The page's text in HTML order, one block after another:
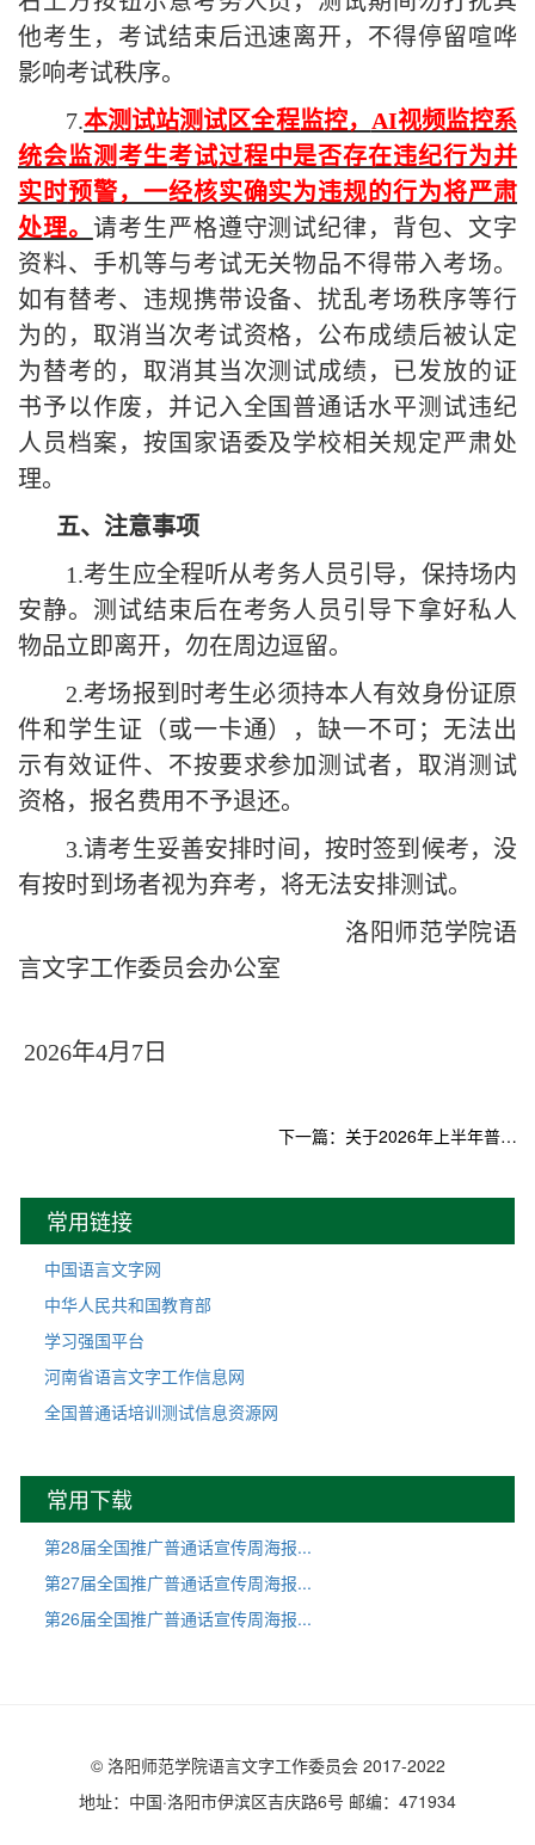
他考生 ， 考试结束后迅速离开，不得停留喧哗
影响考试秩序。
7.本测试站测试区全程监控， AI视频监控系
统会监测考生考试过程中是否存在违纪行为并
实时预警，一经核实确实为违规的行为将严肃
处理。 请考生严格遵守测试纪律， 背包、文字
资料、手机等与考试无关物品不得带入考场。
如有替考、违规携带设备、扰乱考场秩序等行
为的，取消当次考试资格，公布成绩后被认定
为替考的，取消其当次测试成绩，已发放的证
书予以作废，并记入全国普通话水平测试违纪
人员档案，按国家语委及学校相关规定严肃处
理。
五、注意事项
1.考生应全程听从考务人员 引导， 保持场内
安静。测试结束后在考务人员引导下拿好私人
物品立即离开，勿在周边逗留。
2.考场报到时考生必须持本人有效身份证原
件和学生证（或一卡通），缺一不可；无法出
示有效证件、不按要求参加测试者，取消测试
资格，报名费用不予退还。
3.请考生妥善安排时间，按时签到候考，没
有按时到场者视为弃考，将无法安排测试。
洛阳师范学院语
言文字工作委员会办公室
2026年4月7日
下一篇：关于2026年上半年普通话水平测试报名的通知
常用链接
中国语言文字网
中华人民共和国教育部
学习强国平台
河南省语言文字工作信息网
全国普通话培训测试信息资源网
常用下载
第28届全国推广普通话宣传周海报...
第27届全国推广普通话宣传周海报...
第26届全国推广普通话宣传周海报...
© 洛阳师范学院语言文字工作委员会 2017-2022
地址：中国·洛阳市伊滨区吉庆路6号 邮编：471934